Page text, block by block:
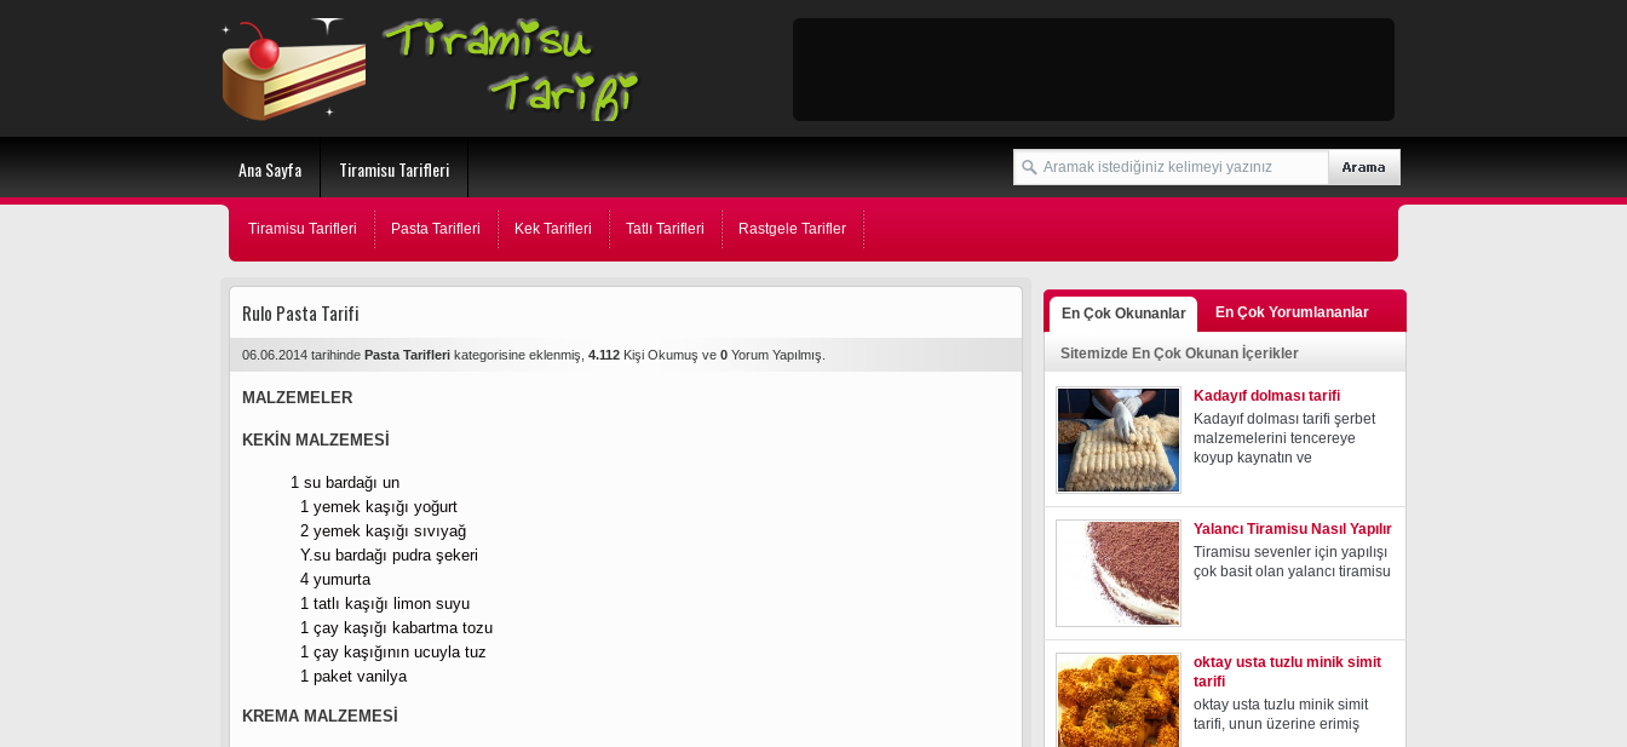
Ana Sayfa Tiramisu Tarifleri
Tiramisu Tarifleri Pasta Tarifleri Kek Tarifleri Tatlı Tarifleri Rastgele Tarifler
Rulo Pasta Tarifi
06.06.2014 tarihinde Pasta Tarifleri kategorisine eklenmiş, 4.112 Kişi Okumuş ve 0 Yorum Yapılmış.
MALZEMELER
KEKİN MALZEMESİ
1 su bardağı un
1 yemek kaşığı yoğurt
2 yemek kaşığı sıvıyağ
Y.su bardağı pudra şekeri
4 yumurta
1 tatlı kaşığı limon suyu
1 çay kaşığı kabartma tozu
1 çay kaşığının ucuyla tuz
1 paket vanilya
KREMA MALZEMESİ
En Çok Okunanlar En Çok Yorumlananlar
Sitemizde En Çok Okunan İçerikler
Kadayıf dolması tarifi
Kadayıf dolması tarifi şerbet
malzemelerini tencereye
koyup kaynatın ve
Yalancı Tiramisu Nasıl Yapılır
Tiramisu sevenler için yapılışı
çok basit olan yalancı tiramisu
oktay usta tuzlu minik simit
tarifi
oktay usta tuzlu minik simit
tarifi, unun üzerine erimiş